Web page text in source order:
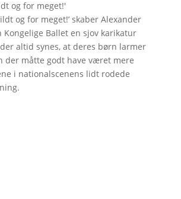
og for meget!'
og for meget!’ skaber Alexander
Ballet en sjov karikatur
altid synes, at deres børn larmer
der måtte godt have været mere
i nationalscenens lidt rodede